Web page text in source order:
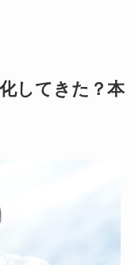
してきた？本